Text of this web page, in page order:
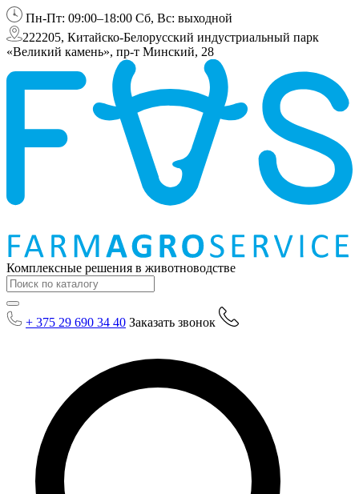
Пн-Пт: 09:00–18:00 Сб, Вс: выходной
222205, Китайско-Белорусский индустриальный парк
«Великий камень», пр-т Минский, 28
Комплексные решения в животноводстве
+ 375 29 690 34 40 Заказать звонок